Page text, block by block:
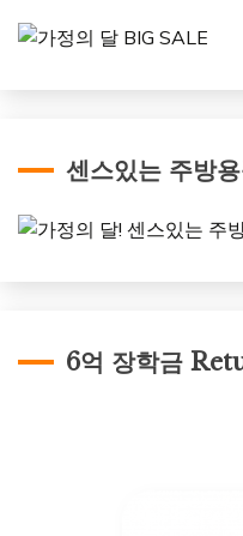
센스있는 주방
6억 장학금